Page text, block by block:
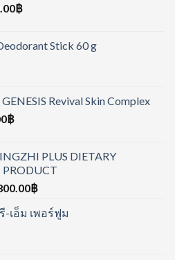
฿
Stick 60 g
Revival Skin Complex
฿
PLUS DIETARY
PRODUCT
฿
-เอ็ม เพอร์ฟูม